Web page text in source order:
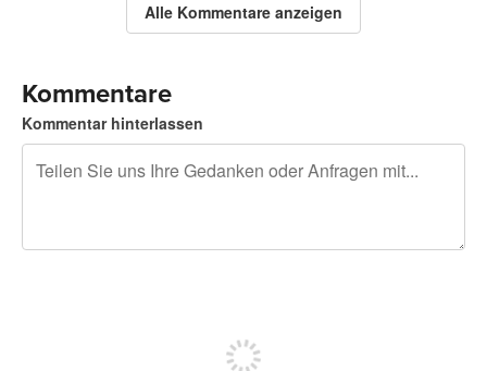
Alle Kommentare anzeigen
Kommentare
Kommentar hinterlassen